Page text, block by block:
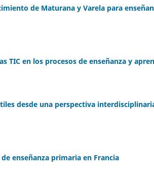
de Maturana y Varela para
TIC en los procesos de enseñanza y
desde una perspectiva
enseñanza primaria en Francia